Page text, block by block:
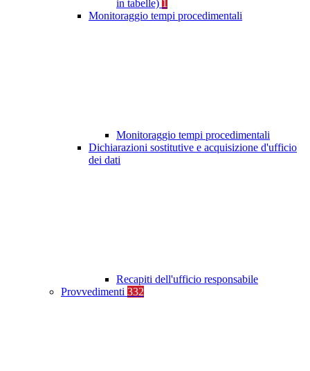
in tabelle) 1
Monitoraggio tempi procedimentali
Monitoraggio tempi procedimentali
Dichiarazioni sostitutive e acquisizione d'ufficio
dei dati
Recapiti dell'ufficio responsabile
Provvedimenti 332